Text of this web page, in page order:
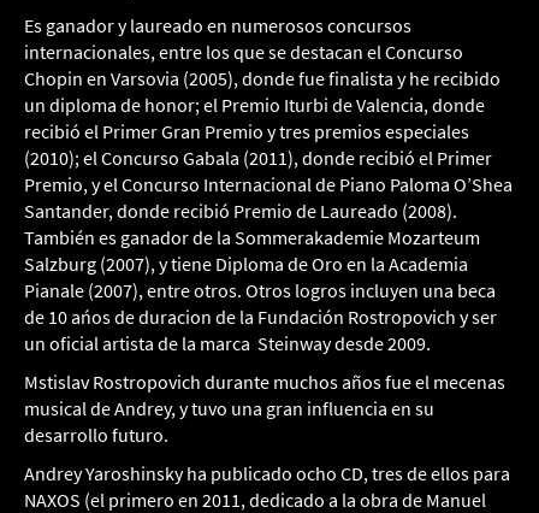
Es ganador y laureado en numerosos concursos
internacionales, entre los que se destacan el Concurso
Chopin en Varsovia (2005), donde fue finalista y he recibido
un diploma de honor; el Premio Iturbi de Valencia, donde
recibió el Primer Gran Premio y tres premios especiales
(2010); el Concurso Gabala (2011), donde recibió el Primer
Premio, y el Concurso Internacional de Piano Paloma O’Shea
Santander, donde recibió Premio de Laureado (2008).
También es ganador de la Sommerakademie Mozarteum
Salzburg (2007), y tiene Diploma de Oro en la Academia
Pianale (2007), entre otros. Otros logros incluyen una beca
de 10 ańos de duracion de la Fundación Rostropovich y ser
un oficial artista de la marca Steinway desde 2009.
Mstislav Rostropovich durante muchos años fue el mecenas
musical de Andrey, y tuvo una gran influencia en su
desarrollo futuro.
Andrey Yaroshinsky ha publicado ocho CD, tres de ellos para
NAXOS (el primero en 2011, dedicado a la obra de Manuel